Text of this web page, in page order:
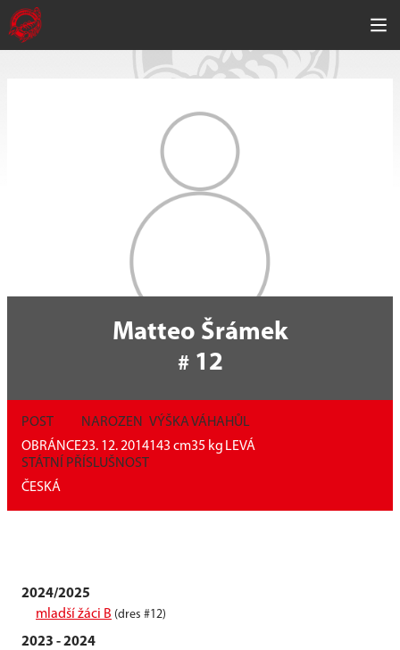
Matteo Šrámek
# 12
POST
OBRÁNCE
NAROZEN
23. 12. 2014
VÝŠKA
143 cm
VÁHA
35 kg
HŮL
LEVÁ
STÁTNÍ PŘÍSLUŠNOST
ČESKÁ
2024/2025
mladší žáci B (dres #12)
2023 - 2024